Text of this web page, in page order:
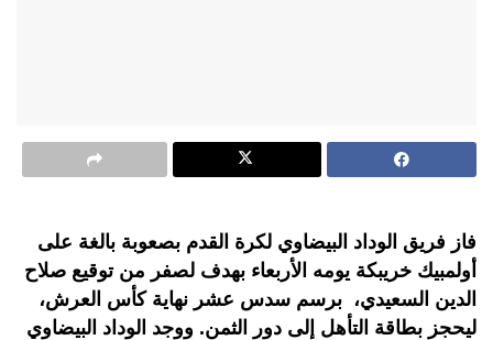
فاز فريق الوداد البيضاوي لكرة القدم بصعوبة بالغة على
أولمبيك خريبكة يومه الأربعاء بهدف لصفر من توقيع صلاح
الدين السعيدي، برسم سدس عشر نهاية كأس العرش،
ليحجز بطاقة التأهل إلى دور الثمن. ووجد الوداد البيضاوي